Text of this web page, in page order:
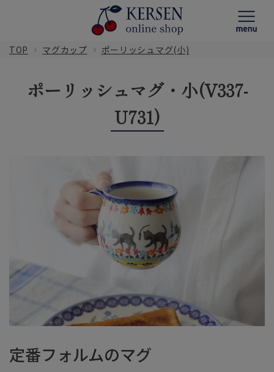
TOP マグカップ ポーリッシュマグ(小)
ポーリッシュマグ・小(V337-
U731)
定番フォルムのマグ